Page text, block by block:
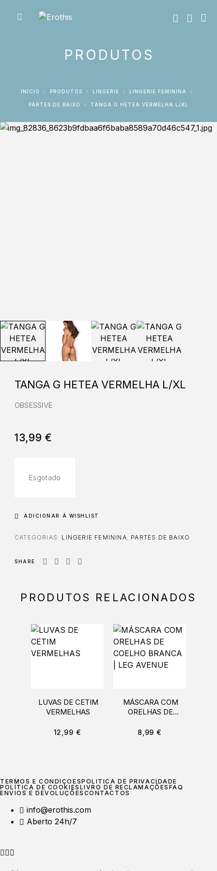
PRODUTOS
INÍCIO PRODUTOS LINGERIE LINGERIE FEMININA
PARTES DE BAIXO TANGA G HETEA VERMELHA L/XL
TANGA G HETEA VERMELHA L/XL
OBSESSIVE
13,99 €
Esgotado
ADICIONAR À WISHLIST
CATEGORIAS: LINGERIE FEMININA PARTES DE BAIXO
SHARE
PRODUTOS RELACIONADOS
LUVAS DE CETIM
VERMELHAS
12,99 €
MÁSCARA COM
ORELHAS DE
LEG AVENUE
8,99 €
TERMOS E CONDIÇÕESPOLÍTICA DE PRIVACIDADE
POLÍTICA DE COOKIES LIVRO DE RECLAMAÇÕES FAQ
ENVIOS E DEVOLUÇÕES CONTACTOS
info@erothis.com
Aberto 24h/7